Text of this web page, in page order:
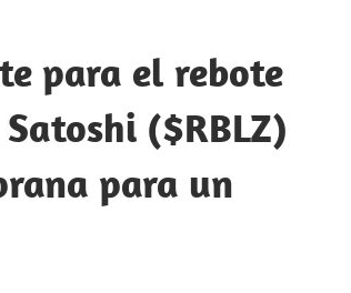
para el rebote
($RBLZ)
para un